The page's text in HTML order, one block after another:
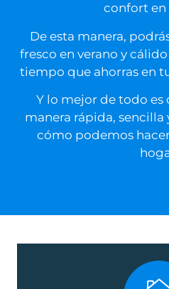
confort en
De esta manera,
fresco en verano y
tiempo que ahorras en
Y lo mejor de todo es
manera rápida, sencilla
cómo podemos